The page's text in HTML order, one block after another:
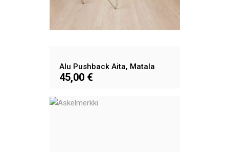
Alu Pushback Aita, Matala
45,00 €